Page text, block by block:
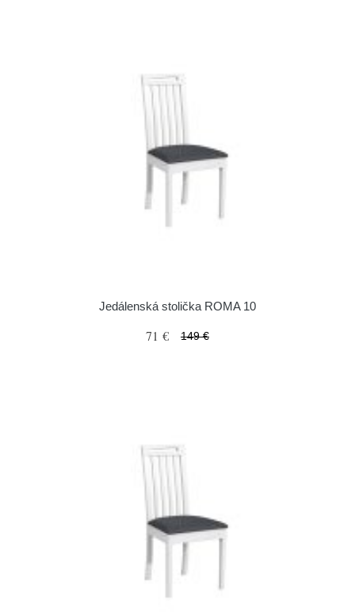
Jedálenská stolička ROMA 10
71 € 149 €